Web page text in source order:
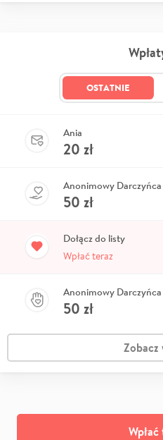
OSTATNIE
Ania
20 zł
Anonimowy Darczyńca
50 zł
Dołącz do listy
Wpłać teraz
Anonimowy Darczyńca
50 zł
Zobacz